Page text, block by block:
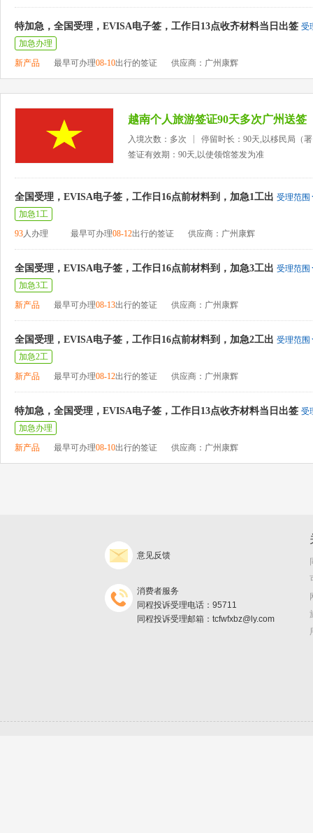
特加急，全国受理，EVISA电子签，工作日13点收齐材料当日出签 受
加急办理
新产品
最早可办理08-10出行的签证 供应商：广州康辉
越南个人旅游签证90天多次广州送签
入境次数：多次
停留时长：90天,以移民局（
签证有效期：90天,以使领馆签发为准
全国受理，EVISA电子签，工作日16点前材料到，加急1工出 受理范围
加急1工
93人办理 最早可办理08-12出行的签证 供应商：广州康辉
全国受理，EVISA电子签，工作日16点前材料到，加急3工出 受理范围
加急3工
新产品
最早可办理08-13出行的签证 供应商：广州康辉
全国受理，EVISA电子签，工作日16点前材料到，加急2工出 受理范围
加急2工
新产品
最早可办理08-12出行的签证 供应商：广州康辉
特加急，全国受理，EVISA电子签，工作日13点收齐材料当日出签 受
加急办理
新产品
最早可办理08-10出行的签证 供应商：广州康辉
意见反馈
消费者服务
同程投诉受理电话：95711
同程投诉受理邮箱：tcfwfxbz@ly.com